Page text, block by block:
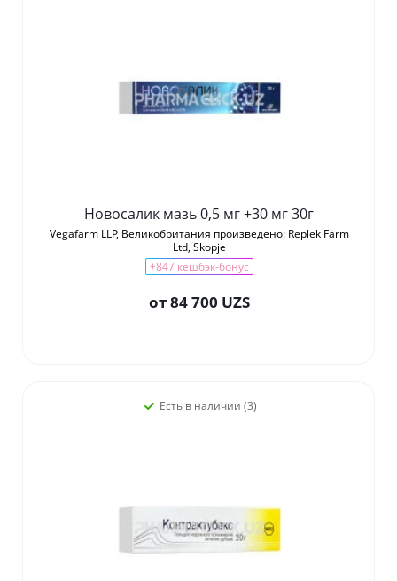
Новосалик мазь 0,5 мг +30 мг 30г
Vegafarm LLP, Великобритания произведено: Replek Farm
Ltd, Skopje
+847 кешбэк-бонус
от84 700 UZS
Есть в наличии (3)